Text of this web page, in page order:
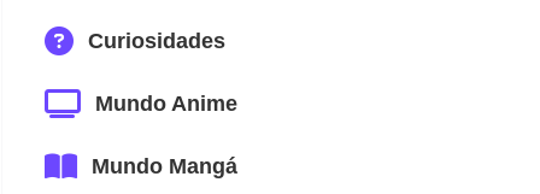
Curiosidades
Mundo Anime
Mundo Mangá